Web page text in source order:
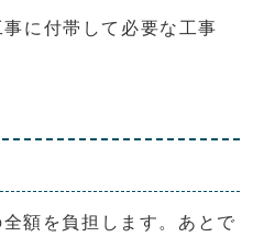
に付帯して必要な工事
額を負担します。あとで